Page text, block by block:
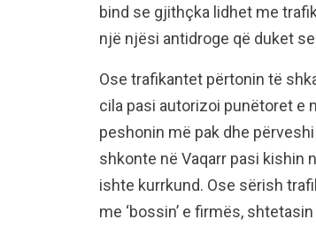
bind se gjithçka lidhet me
një njësi antidroge që duket
Ose trafikantet përtonin të
cila pasi autorizoi punëtoret e
peshonin më pak dhe
shkonte në Vaqarr pasi kishin
ishte kurrkund. Ose sërish
me ‘bossin’ e firmës,